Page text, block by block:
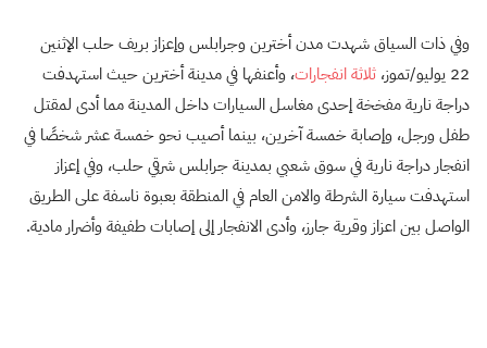
وفي ذات السياق شهدت مدن أخترين وجرابلس وإعزاز بريف حلب الإثنين
22 يوليو/تموز،
ثلاثة انفجارات، وأعنفها في مدينة أخترين حيث استهدفت
دراجة نارية مفخخة إحدى مغاسل السيارات داخل المدينة مما أدى لمقتل
طفل ورجل، وإصابة خمسة آخرين، بينما أصيب نحو خمسة عشر شخصًا في
انفجار دراجة نارية في سوق شعبي بمدينة جرابلس شرقي حلب، وفي إعزاز
استهدفت سيارة الشرطة والامن العام في المنطقة بعبوة ناسفة على الطريق
الواصل بين اعزاز وقرية جارز، وأدى الانفجار إلى إصابات طفيفة وأضرار مادية.